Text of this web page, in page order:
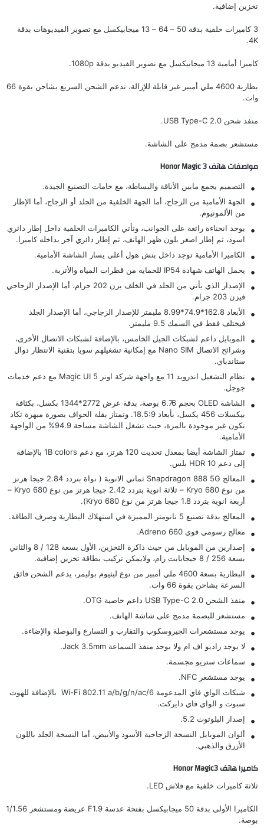
تخزين إضافية.
3 كاميرات خلفية بدقة 50 – 64 – 13 ميجابيكسل مع تصوير الفيديوهات بدقة
4K.
كاميرا أمامية 13 ميجابيكسل مع تصوير الفيديو بدقة 1080p.
بطارية 4600 ملي أمبير غير قابلة للإزالة، تدعم الشحن السريع بشاحن بقوة 66
وات.
منفذ شحن USB Type-C 2.0.
مستشعر بصمة مدمج على الشاشة.
مواصفات هاتف Honor Magic 3
التصميم يجمع مابين الأناقة والبساطة، مع خامات التصنيع الجيدة.
الجهة الأمامية من الزجاج، أما الجهة الخلفية من الجلد أو الزجاج، أما الإطار
من الألمونيوم.
يوجد انحناءة رائعة على الجوانب، وتأتي الكاميرات الخلفية داخل إطار دائري
اسود، ثم إطار اصغر بلون ظهر الهاتف، ثم إطار دائري آخر بداخله كاميرا.
الكاميرا الأمامية توجد داخل بنش هول أعلى يسار الشاشة الأمامية.
يحمل الهاتف شهادة IP54 للحماية من قطرات المياه والأتربة.
الإصدار الذي يأتي من الجلد في الخلف يزن 202 جرام، أما الإصدار الزجاجي
فيزن 203 جرام.
الأبعاد 162.8*74.9*8.99 مليمتر للإصدار الزجاجي، أما الإصدار الجلد
فيختلف فقط في السمك 9.5 مليمتر.
الموبايل داعم لشبكات الجيل الخامس، بالإضافة لشبكات الاتصال الأخرى،
وشرائح الاتصال Nano SIM مع إمكانية تشغيلهم سويا بتقنية الانتظار دوال
ستاندباي.
نظام التشغيل اندرويد 11 مع واجهة شركة اونر Magic UI 5 مع دعم خدمات
جوجل.
الشاشة OLED بحجم 6.76 بوصة، بدقة عرض 2772*1344 بكسل، بكثافة
بيكسلات 456 يكسل، بأبعاد 18.5:9. وتمتاز بقلة الحواف بصورة مبهرة تكاد
تكون غير موجودة بالمرة، حيث تشغل الشاشة مساحة 94.9% من الواجهة
الأمامية.
تمتاز الشاشة أيضا بمعدل تحديث 120 هرتز، مع دعم 1B colors بالإضافة
إلى دعم HDR 10 بلس.
المعالج Snapdragon 888 5G ثماني الانوية ( نواة بتردد 2.84 جيجا هرتز
من نوع Kryo 680 – ثلاثة انوية بتردد 2.42 جيجا هرتز من نوع Kryo 680 –
أربعة انوية بتردد 1.8 جيجا هرتز من نوع Kryo 680).
المعالج بدقة تصنيع 5 نانومتر المميزة في استهلاك البطارية وصرف الطاقة.
معالج رسومي قوي Adreno 660.
إصدارين من الموبايل من حيث ذاكرة التخزين، الأول بسعة 128 / 8 والثاني
بسعة 256 / 8 جيجابايت رام، ولايمكن تركيب بطاقة تخزين إضافية.
البطارية بسعة 4600 ملي أمبير من نوع ليثيوم بوليمر، يدعم الشحن فائق
السرعة بشاحن بقوة 66 وات.
منفذ الشحن USB Type-C 2.0 داعم خاصية OTG.
مستشعر للبصمة مدمج على شاشة الهاتف.
يوجد مستشعرات الجيروسكوب والتقارب و التسارع والبوصلة والإضاءة.
لا يوجد راديو اف ام ولا يوجد منفذ السماعة Jack 3.5mm.
سماعات ستريو مجسمة.
يوجد مستشعر NFC.
شبكات الواي فاي المدعومة Wi-Fi 802.11 a/b/g/n/ac/6 بالإضافة للهوت
سبوت و الواي فاي دايركت.
إصدار البلوتوث 5.2.
ألوان الموبايل النسخة الزجاجية الأسود والأبيض، أما النسخة الجلد باللون
الأزرق والذهبي.
كاميرا هاتف Honor Magic3
ثلاثة كاميرات خلفية مع فلاش LED.
الكاميرا الأولى بدقة 50 ميجابيكسل بفتحة عدسة F1.9 عريضة ومستشعر 1/1.56
بوصة.